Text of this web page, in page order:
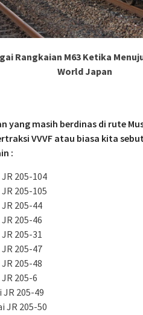
Rangkaian M63 Ketika
World Japan
yang masih berdinas di rute
VVVF atau biasa kita
:
205-104
205-105
205-44
205-46
205-31
205-47
205-48
205-6
JR 205-49
JR 205-50